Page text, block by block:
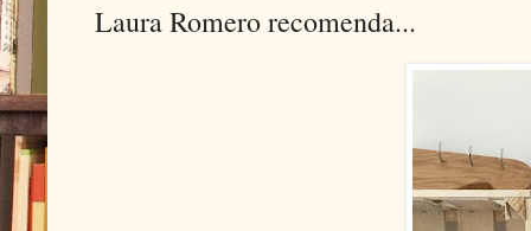
Laura Romero recomenda...